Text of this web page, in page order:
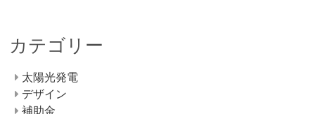
カテゴリー
太陽光発電
デザイン
補助金